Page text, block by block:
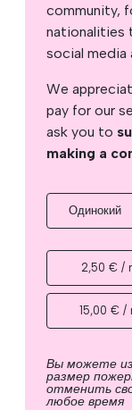
community,
nationalities
social media
We
pay for our
ask you to
making a
Одинокий
2,50 € /
15,00 € /
Вы можете
размер
отменить
любое время